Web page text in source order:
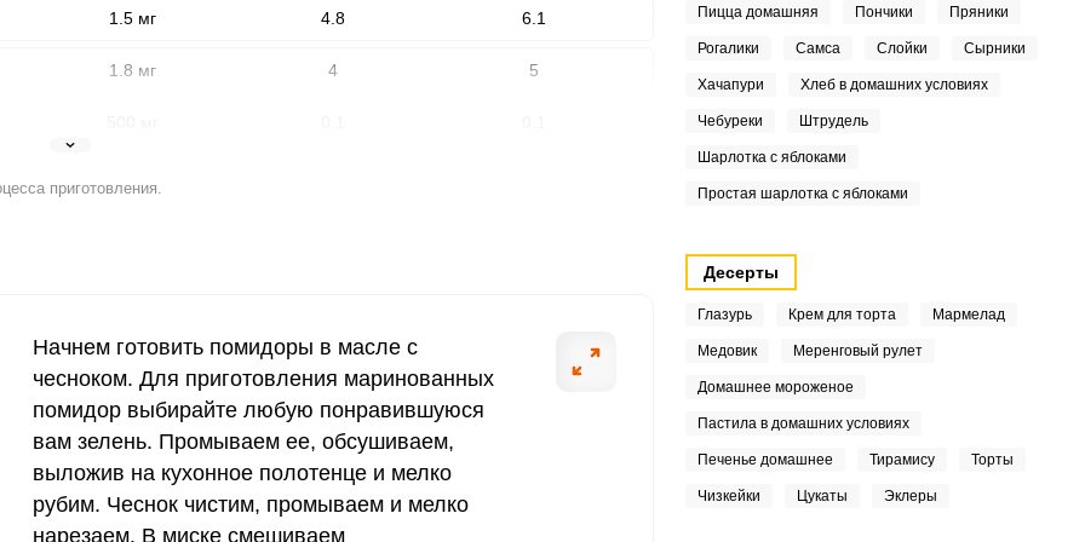
1.5 мг 4.8 6.1
1.8 мг 4 5
90 мкг 19.1
10 мкг 0
15 мг 9.9
приготовления.
Начнем готовить помидоры в масле с
чесноком. Для приготовления маринованных
помидор выбирайте любую понравившуюся
вам зелень. Промываем ее, обсушиваем,
выложив на кухонное полотенце и мелко
рубим. Чеснок чистим, промываем и мелко
нарезаем. В миске смешиваем
Пицца домашняя Пончики Пряники
Рогалики Самса Слойки Сырники
Хачапури Хлеб в домашних условиях
Чебуреки Штрудель
Шарлотка с яблоками
Простая шарлотка с яблоками
Десерты
Глазурь Крем для торта Мармелад
Медовик Меренговый рулет
Домашнее мороженое
Пастила в домашних условиях
Печенье домашнее Тирамису Торты
Чизкейки Цукаты Эклеры
Войдите
с помощью социальных сетей:
или
ШАГ